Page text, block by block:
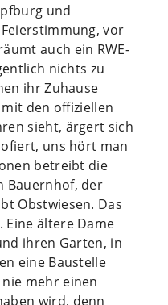
und
vor
auch ein RWE-
nichts zu
ihr Zuhause
den offiziellen
sieht, ärgert sich
uns hört man
betreibt die
Bauernhof, der
Obstwiesen. Das
ältere Dame
ihren Garten, in
eine Baustelle
mehr einen
wird, denn